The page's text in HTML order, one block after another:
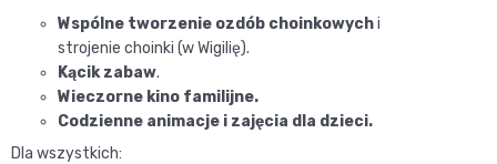
Wspólne tworzenie ozdób choinkowychi
strojenie choinki (w Wigilię).
Kącik zabaw.
Wieczorne kino familijne.
Codzienne animacje i zajęcia dla dzieci.
Dla wszystkich: